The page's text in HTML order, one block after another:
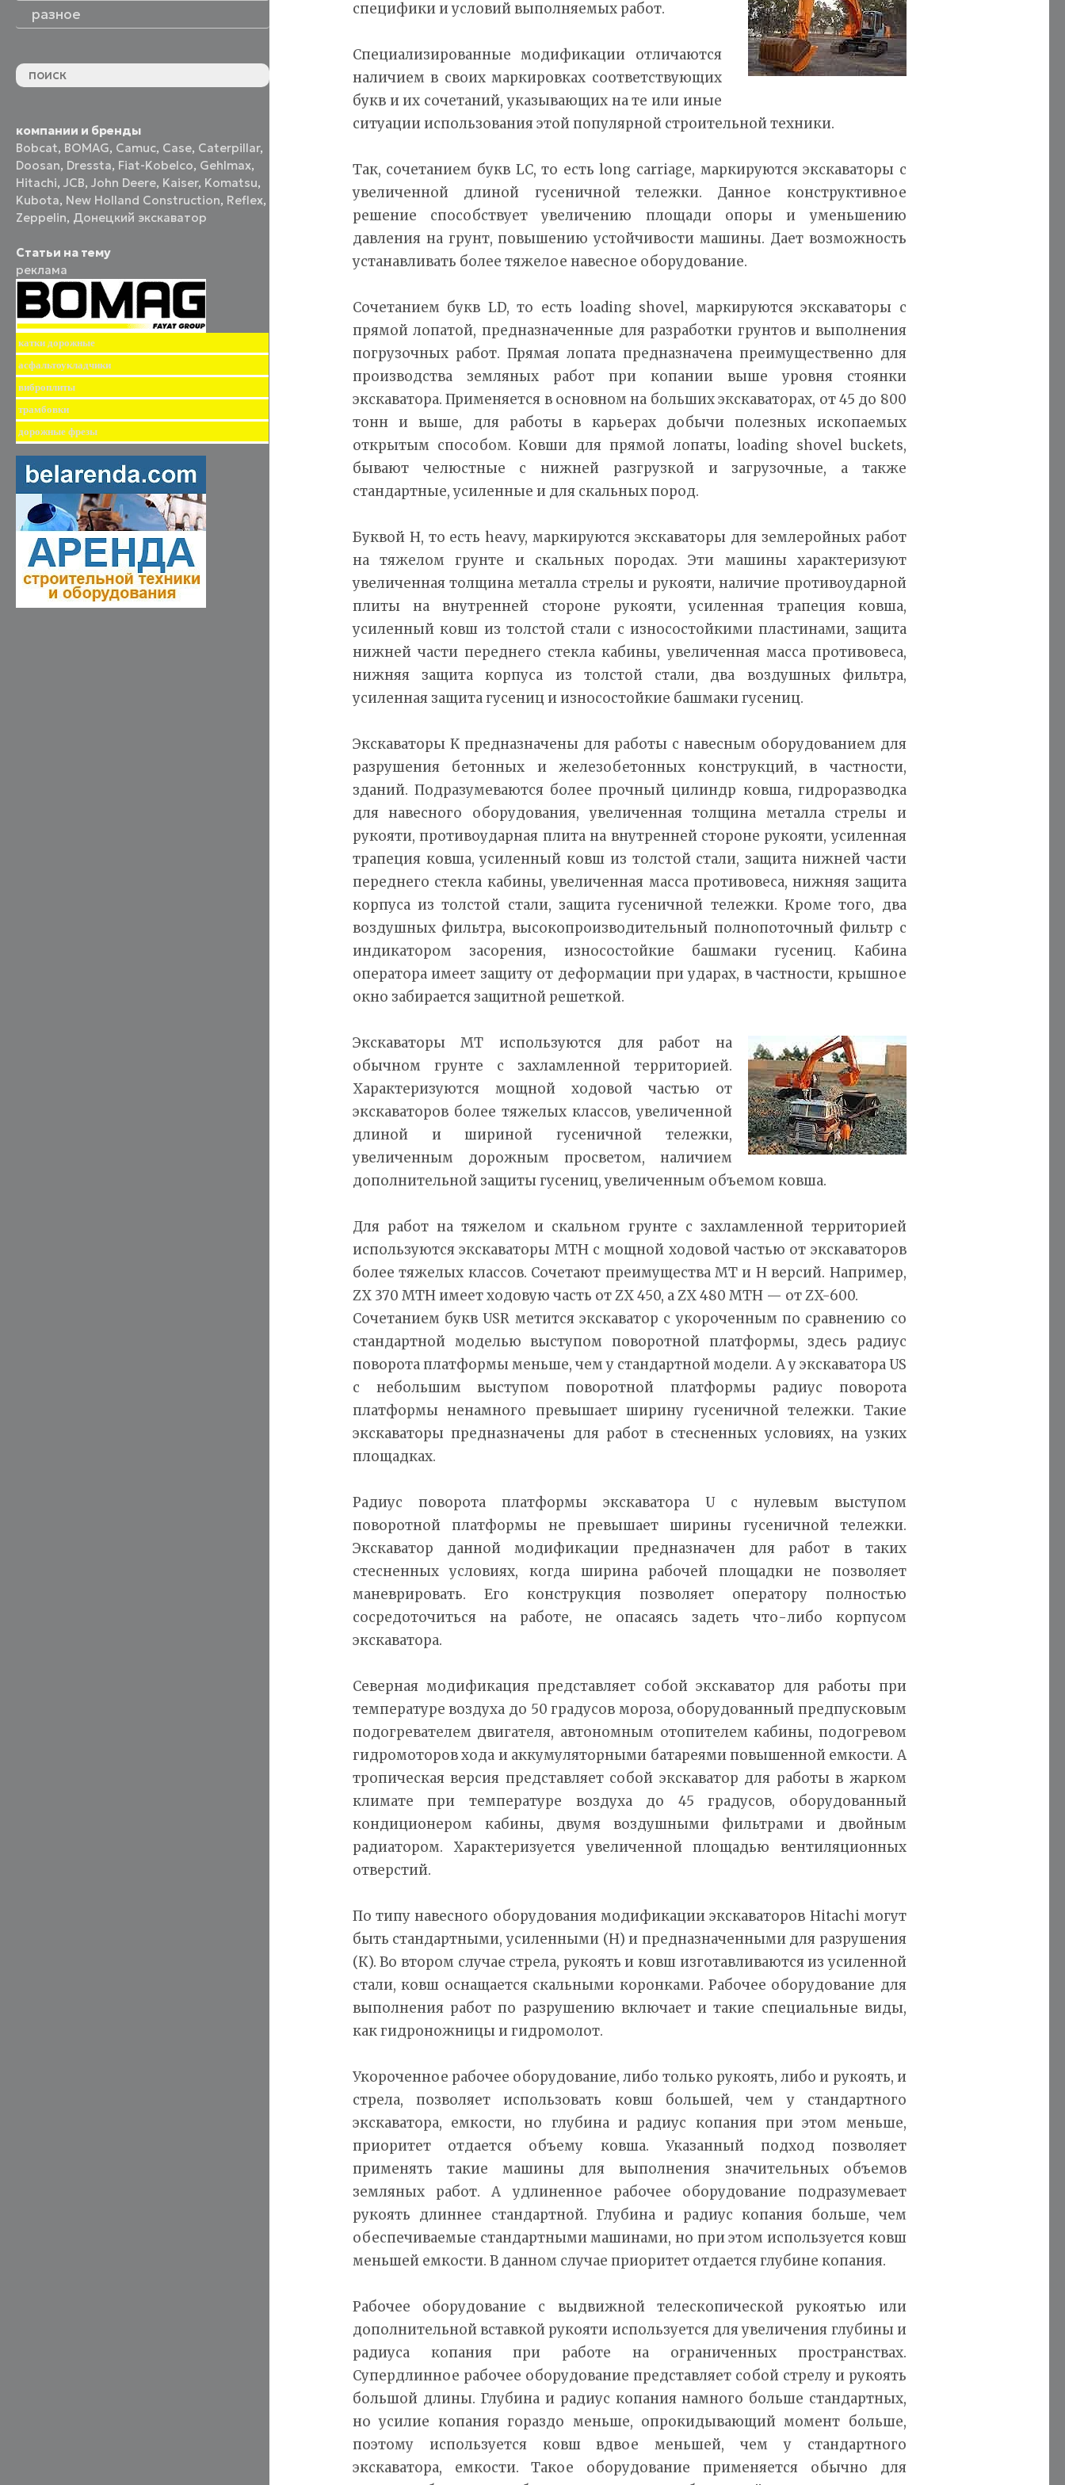
разное
компании и бренды
Bobcat, BOMAG, Camuc, Case, Caterpillar,
Doosan, Dressta, Fiat-Kobelco, Gehlmax,
Hitachi,JCB,John Deere, Kaiser, Komatsu,
Kubota, New Holland Construction, Reflex,
Zeppelin, Донецкий экскаватор
Статьи на тему
реклама
катки дорожные
асфальтоукладчики
виброплиты
трамбовки
дорожные фрезы
специфики и условий выполняемых работ.
Специализированные модификации отличаются
наличием в своих маркировках соответствующих
букв и их сочетаний, указывающих на те или иные
ситуации использования этой популярной строительной техники.
Так, сочетанием букв LC, то есть long carriage, маркируются экскаваторы с
увеличенной длиной гусеничной тележки. Данное конструктивное
решение способствует увеличению площади опоры и уменьшению
давления на грунт, повышению устойчивости машины. Дает возможность
устанавливать более тяжелое навесное оборудование.
Сочетанием букв LD, то есть loading shovel, маркируются экскаваторы с
прямой лопатой, предназначенные для разработки грунтов и выполнения
погрузочных работ. Прямая лопата предназначена преимущественно для
производства земляных работ при копании выше уровня стоянки
экскаватора. Применяется в основном на больших экскаваторах, от 45 до 800
тонн и выше, для работы в карьерах добычи полезных ископаемых
открытым способом. Ковши для прямой лопаты, loading shovel buckets,
бывают челюстные с нижней разгрузкой и загрузочные, а также
стандартные, усиленные и для скальных пород.
Буквой H, то есть heavy, маркируются экскаваторы для землеройных работ
на тяжелом грунте и скальных породах. Эти машины характеризуют
увеличенная толщина металла стрелы и рукояти, наличие противоударной
плиты на внутренней стороне рукояти, усиленная трапеция ковша,
усиленный ковш из толстой стали с износостойкими пластинами, защита
нижней части переднего стекла кабины, увеличенная масса противовеса,
нижняя защита корпуса из толстой стали, два воздушных фильтра,
усиленная защита гусениц и износостойкие башмаки гусениц.
Экскаваторы K предназначены для работы с навесным оборудованием для
разрушения бетонных и железобетонных конструкций, в частности,
зданий. Подразумеваются более прочный цилиндр ковша, гидроразводка
для навесного оборудования, увеличенная толщина металла стрелы и
рукояти, противоударная плита на внутренней стороне рукояти, усиленная
трапеция ковша, усиленный ковш из толстой стали, защита нижней части
переднего стекла кабины, увеличенная масса противовеса, нижняя защита
корпуса из толстой стали, защита гусеничной тележки. Кроме того, два
воздушных фильтра, высокопроизводительный полнопоточный фильтр с
индикатором засорения, износостойкие башмаки гусениц. Кабина
оператора имеет защиту от деформации при ударах, в частности, крышное
окно забирается защитной решеткой.
Экскаваторы MT используются для работ на
обычном грунте с захламленной территорией.
Характеризуются мощной ходовой частью от
экскаваторов более тяжелых классов, увеличенной
длиной и шириной гусеничной тележки,
увеличенным дорожным просветом, наличием
дополнительной защиты гусениц, увеличенным объемом ковша.
Для работ на тяжелом и скальном грунте с захламленной территорией
используются экскаваторы MTH с мощной ходовой частью от экскаваторов
более тяжелых классов. Сочетают преимущества МТ и Н версий. Например,
ZX 370 MTH имеет ходовую часть от ZX 450, а ZX 480 МТН — от ZX-600.
Сочетанием букв USR метится экскаватор с укороченным по сравнению со
стандартной моделью выступом поворотной платформы, здесь радиус
поворота платформы меньше, чем у стандартной модели. А у экскаватора US
с небольшим выступом поворотной платформы радиус поворота
платформы ненамного превышает ширину гусеничной тележки. Такие
экскаваторы предназначены для работ в стесненных условиях, на узких
площадках.
Радиус поворота платформы экскаватора U с нулевым выступом
поворотной платформы не превышает ширины гусеничной тележки.
Экскаватор данной модификации предназначен для работ в таких
стесненных условиях, когда ширина рабочей площадки не позволяет
маневрировать. Его конструкция позволяет оператору полностью
сосредоточиться на работе, не опасаясь задеть что-либо корпусом
экскаватора.
Северная модификация представляет собой экскаватор для работы при
температуре воздуха до 50 градусов мороза, оборудованный предпусковым
подогревателем двигателя, автономным отопителем кабины, подогревом
гидромоторов хода и аккумуляторными батареями повышенной емкости. А
тропическая версия представляет собой экскаватор для работы в жарком
климате при температуре воздуха до 45 градусов, оборудованный
кондиционером кабины, двумя воздушными фильтрами и двойным
радиатором. Характеризуется увеличенной площадью вентиляционных
отверстий.
По типу навесного оборудования модификации экскаваторов Hitachi могут
быть стандартными, усиленными (Н) и предназначенными для разрушения
(К). Во втором случае стрела, рукоять и ковш изготавливаются из усиленной
стали, ковш оснащается скальными коронками. Рабочее оборудование для
выполнения работ по разрушению включает и такие специальные виды,
как гидроножницы и гидромолот.
Укороченное рабочее оборудование, либо только рукоять, либо и рукоять, и
стрела, позволяет использовать ковш большей, чем у стандартного
экскаватора, емкости, но глубина и радиус копания при этом меньше,
приоритет отдается объему ковша. Указанный подход позволяет
применять такие машины для выполнения значительных объемов
земляных работ. А удлиненное рабочее оборудование подразумевает
рукоять длиннее стандартной. Глубина и радиус копания больше, чем
обеспечиваемые стандартными машинами, но при этом используется ковш
меньшей емкости. В данном случае приоритет отдается глубине копания.
Рабочее оборудование с выдвижной телескопической рукоятью или
дополнительной вставкой рукояти используется для увеличения глубины и
радиуса копания при работе на ограниченных пространствах.
Супердлинное рабочее оборудование представляет собой стрелу и рукоять
большой длины. Глубина и радиус копания намного больше стандартных,
но усилие копания гораздо меньше, опрокидывающий момент больше,
поэтому используется ковш вдвое меньшей, чем у стандартного
экскаватора, емкости. Такое оборудование применяется обычно для